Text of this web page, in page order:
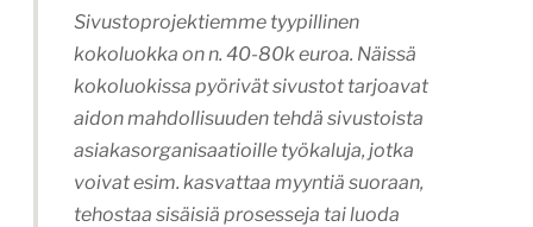
Sivustoprojektiemme tyypillinen
kokoluokka on n. 40-80k euroa. Näissä
kokoluokissa pyörivät sivustot tarjoavat
aidon mahdollisuuden tehdä sivustoista
asiakasorganisaatioille työkaluja, jotka
voivat esim. kasvattaa myyntiä suoraan,
tehostaa sisäisiä prosesseja tai luoda